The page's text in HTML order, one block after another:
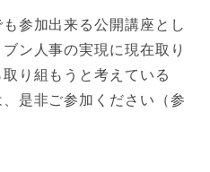
参加出来る公開講座とし
ン人事の実現に現在取り
り組もうと考えている
是非ご参加ください（参